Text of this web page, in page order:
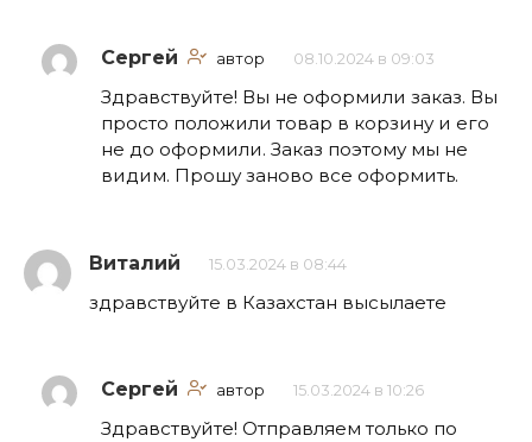
Сергей автор 08.10.2024 в 09:03
Здравствуйте! Вы не оформили заказ. Вы
просто положили товар в корзину и его
не до оформили. Заказ поэтому мы не
видим. Прошу заново все оформить.
Виталий 15.03.2024 в 08:44
здравствуйте в Казахстан высылаете
Сергей автор 15.03.2024 в 10:26
Здравствуйте! Отправляем только по